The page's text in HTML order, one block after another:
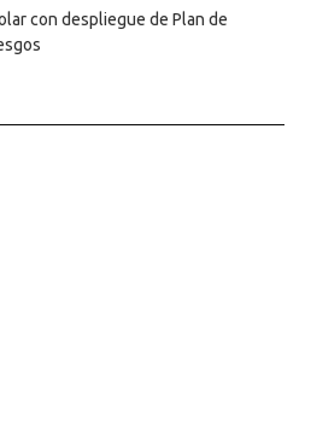
con despliegue de Plan de